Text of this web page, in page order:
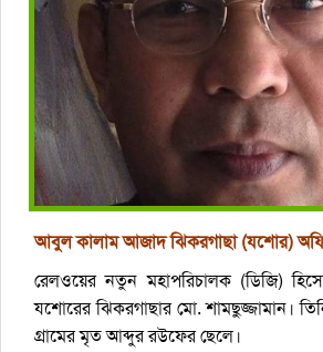
আবুল কালাম আজাদ ঝিকরগাছা (যশোর)
রেলওয়ের নতুন মহাপরিচালক (ডিজি)
যশােরের ঝিকরগাছার মো. শামছুজ্জামান।
গ্রামের মৃত আব্দুর রউফের ছেলে।